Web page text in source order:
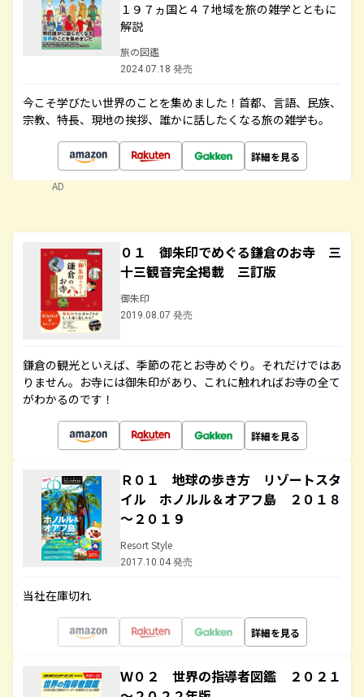
１９７ヵ国と４７地域を旅の雑学とともに
解説
旅の図鑑
2024.07.18 発売
今こそ学びたい世界のことを集めました！首都、言語、民族、
宗教、特長、現地の挨拶、誰かに話したくなる旅の雑学も。
詳細を見る
AD
０１ 御朱印でめぐる鎌倉のお寺 三
十三観音完全掲載 三訂版
御朱印
2019.08.07 発売
鎌倉の観光といえば、季節の花とお寺めぐり。それだけではあ
りません。お寺には御朱印があり、これに触れればお寺の全て
がわかるのです！
詳細を見る
Ｒ０１ 地球の歩き方 リゾートスタ
イル ホノルル＆オアフ島 ２０１８
～２０１９
Resort Style
2017.10.04 発売
当社在庫切れ
詳細を見る
Ｗ０２ 世界の指導者図鑑 ２０２１